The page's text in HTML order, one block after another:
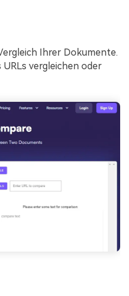
Ihrer Dokumente.
vergleichen oder